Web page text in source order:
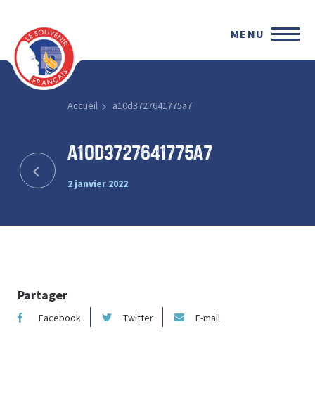
MENU
Accueil a10d3727641775a7
a10d3727641775a7
2 janvier 2022
Partager
Facebook Twitter E-mail